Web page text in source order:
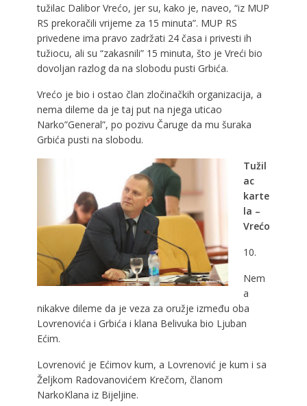
tužilac Dalibor Vrećo, jer su, kako je, naveo, “iz MUP
RS prekoračili vrijeme za 15 minuta”. MUP RS
privedene ima pravo zadržati 24 časa i privesti ih
tužiocu, ali su “zakasnili” 15 minuta, što je Vreći bio
dovoljan razlog da na slobodu pusti Grbića.
Vrećo je bio i ostao član zločinačkih organizacija, a
nema dileme da je taj put na njega uticao
Narko”General”, po pozivu Čaruge da mu šuraka
Grbića pusti na slobodu.
Tužil
ac
karte
la –
Vrećo
10.
Nem
a
nikakve dileme da je veza za oružje između oba
Lovrenovića i Grbića i klana Belivuka bio Ljuban
Ećim.
Lovrenović je Ećimov kum, a Lovrenović je kum i sa
Željkom Radovanovićem Krečom, članom
NarkoKlana iz Bijeljine.